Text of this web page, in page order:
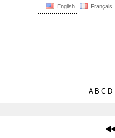
English Français
AB C D